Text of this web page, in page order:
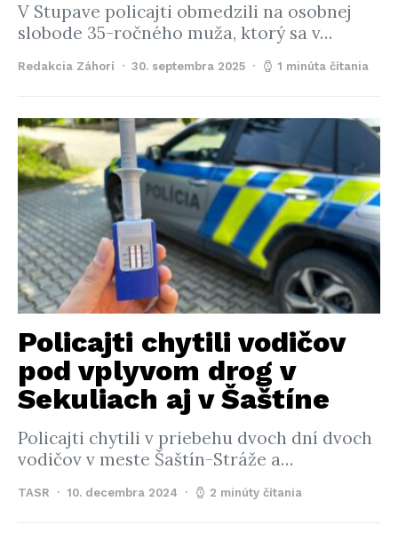
V Stupave policajti obmedzili na osobnej
slobode 35-ročného muža, ktorý sa v…
Redakcia Záhorí 30. septembra 2025 1 minúta čítania
Policajti chytili vodičov
pod vplyvom drog v
Sekuliach aj v Šaštíne
Policajti chytili v priebehu dvoch dní dvoch
vodičov v meste Šaštín-Stráže a…
TASR 10. decembra 2024 2 minúty čítania